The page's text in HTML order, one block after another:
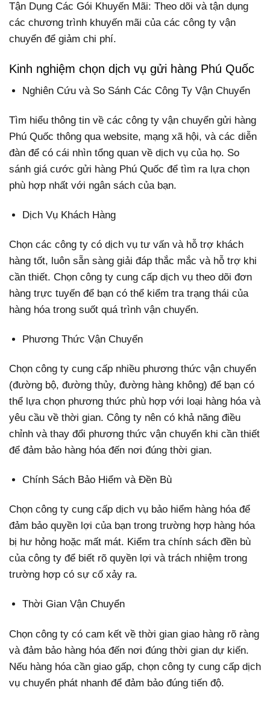
Tận Dụng Các Gói Khuyến Mãi: Theo dõi và tận dụng
các chương trình khuyến mãi của các công ty vận
chuyển để giảm chi phí.
Kinh nghiệm chọn dịch vụ gửi hàng Phú Quốc
Nghiên Cứu và So Sánh Các Công Ty Vận Chuyển
Tìm hiểu thông tin về các công ty vận chuyển gửi hàng
Phú Quốc thông qua website, mạng xã hội, và các diễn
đàn để có cái nhìn tổng quan về dịch vụ của họ. So
sánh giá cước gửi hàng Phú Quốc để tìm ra lựa chọn
phù hợp nhất với ngân sách của bạn.
Dịch Vụ Khách Hàng
Chọn các công ty có dịch vụ tư vấn và hỗ trợ khách
hàng tốt, luôn sẵn sàng giải đáp thắc mắc và hỗ trợ khi
cần thiết. Chọn công ty cung cấp dịch vụ theo dõi đơn
hàng trực tuyến để bạn có thể kiểm tra trạng thái của
hàng hóa trong suốt quá trình vận chuyển.
Phương Thức Vận Chuyển
Chọn công ty cung cấp nhiều phương thức vận chuyển
(đường bộ, đường thủy, đường hàng không) để bạn có
thể lựa chọn phương thức phù hợp với loại hàng hóa và
yêu cầu về thời gian. Công ty nên có khả năng điều
chỉnh và thay đổi phương thức vận chuyển khi cần thiết
để đảm bảo hàng hóa đến nơi đúng thời gian.
Chính Sách Bảo Hiểm và Đền Bù
Chọn công ty cung cấp dịch vụ bảo hiểm hàng hóa để
đảm bảo quyền lợi của bạn trong trường hợp hàng hóa
bị hư hỏng hoặc mất mát. Kiểm tra chính sách đền bù
của công ty để biết rõ quyền lợi và trách nhiệm trong
trường hợp có sự cố xảy ra.
Thời Gian Vận Chuyển
Chọn công ty có cam kết về thời gian giao hàng rõ ràng
và đảm bảo hàng hóa đến nơi đúng thời gian dự kiến.
Nếu hàng hóa cần giao gấp, chọn công ty cung cấp dịch
vụ chuyển phát nhanh để đảm bảo đúng tiến độ.